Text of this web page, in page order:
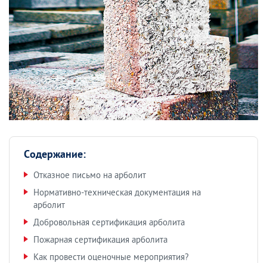
Содержание:
Отказное письмо на арболит
Нормативно-техническая документация на
арболит
Добровольная сертификация арболита
Пожарная сертификация арболита
Как провести оценочные мероприятия?